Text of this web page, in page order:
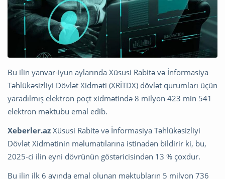
Bu ilin yanvar-iyun aylarında Xüsusi Rabitə və İnformasiya
Təhlükəsizliyi Dövlət Xidməti (XRİTDX) dövlət qurumları üçün
yaradılmış elektron poçt xidmətində 8 milyon 423 min 541
elektron məktubu emal edib.
Xeberler.az Xüsusi Rabitə və İnformasiya Təhlükəsizliyi
Dövlət Xidmətinin məlumatılarına istinadən bildirir ki, bu,
2025-ci ilin eyni dövrünün göstəricisindən 13 % çoxdur.
Bu ilin ilk 6 ayında emal olunan məktubların 5 milyon 736